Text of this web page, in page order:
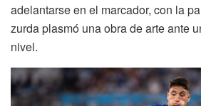
adelantarse en el marcador, con la
zurda plasmó una obra de arte ante
nivel.